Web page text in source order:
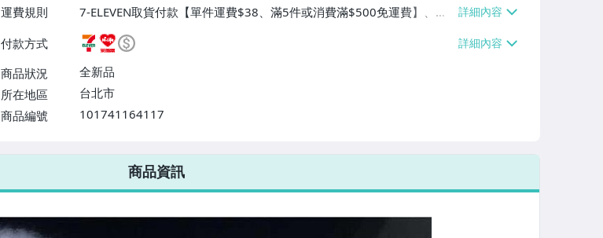
運費規則
7-ELEVEN取貨付款【單件運費$38、滿5件或消費滿$500免運費】、萊
爾富取貨付款【單件運費$60、滿5件或消費滿$500免運費】
付款方式
商品狀況
全新品
所在地區
台北市
商品編號
101741164117
7-ELEVEN 運費只要38元
不限金額、筆數，筆筆優惠無限次！
商品資訊